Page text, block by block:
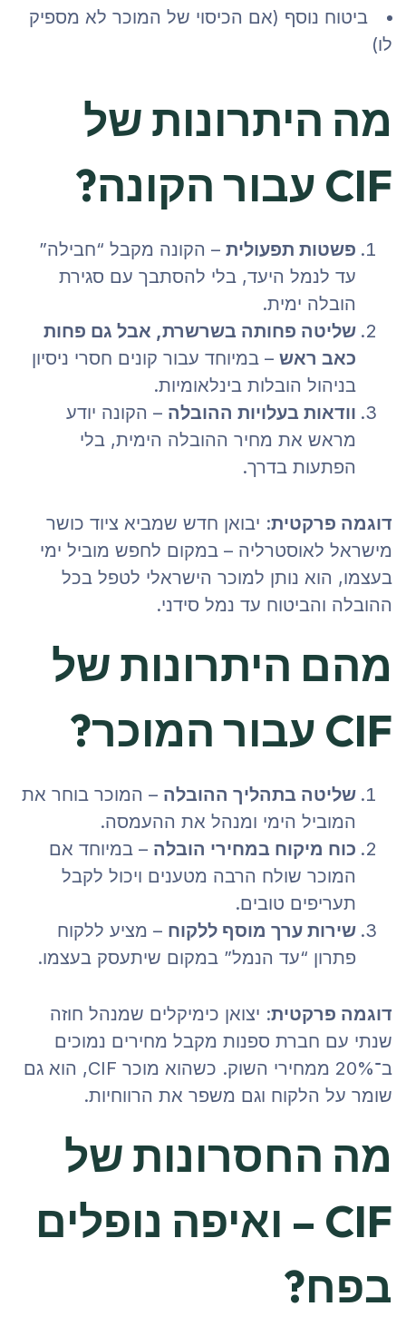
ביטוח נוסף (אם הכיסוי של המוכר לא מספיק
לו)
מה היתרונות של
CIF עבור הקונה?
פשטות תפעולית– הקונה מקבל “חבילה”
עד לנמל היעד, בלי להסתבך עם סגירת
הובלה ימית.
שליטה פחותה בשרשרת, אבל גם פחות
כאב ראש– במיוחד עבור קונים חסרי ניסיון
בניהול הובלות בינלאומיות.
וודאות בעלויות ההובלה– הקונה יודע
מראש את מחיר ההובלה הימית, בלי
הפתעות בדרך.
דוגמה פרקטית: יבואן חדש שמביא ציוד כושר
מישראל לאוסטרליה – במקום לחפש מוביל ימי
בעצמו, הוא נותן למוכר הישראלי לטפל בכל
ההובלה והביטוח עד נמל סידני.
מהם היתרונות של
CIF עבור המוכר?
שליטה בתהליך ההובלה– המוכר בוחר את
המוביל הימי ומנהל את ההעמסה.
כוח מיקוח במחירי הובלה– במיוחד אם
המוכר שולח הרבה מטענים ויכול לקבל
תעריפים טובים.
שירות ערך מוסף ללקוח– מציע ללקוח
פתרון “עד הנמל” במקום שיתעסק בעצמו.
דוגמה פרקטית: יצואן כימיקלים שמנהל חוזה
שנתי עם חברת ספנות מקבל מחירים נמוכים
ב־20% ממחירי השוק. כשהוא מוכר CIF, הוא גם
שומר על הלקוח וגם משפר את הרווחיות.
מה החסרונות של
CIF – ואיפה נופלים
בפח?